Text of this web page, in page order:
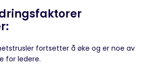
fortsetter å øke og er noe av
for ledere.